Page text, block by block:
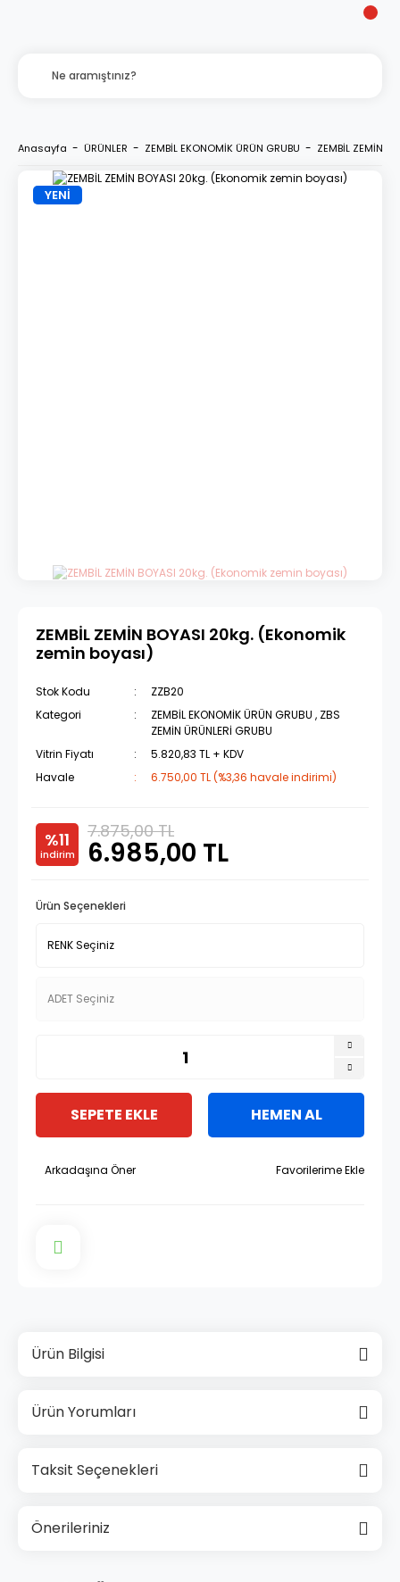
Anasayfa ÜRÜNLER ZEMBİL EKONOMİK ÜRÜN GRUBU ZEMBİL ZEMİN
YENİ
ZEMBİL ZEMİN BOYASI 20kg. (Ekonomik
zemin boyası)
Stok Kodu
ZZB20
Kategori
ZEMBİL EKONOMİK ÜRÜN GRUBU , ZBS
ZEMİN ÜRÜNLERİ GRUBU
Vitrin Fiyatı
5.820,83 TL + KDV
Havale
6.750,00 TL (%3,36 havale indirimi)
%11
indirim
7.875,00 TL
6.985,00 TL
Ürün Seçenekleri
SEPETE EKLE HEMEN AL
Arkadaşına Öner
Ürün Bilgisi
Ürün Yorumları
Taksit Seçenekleri
Önerileriniz